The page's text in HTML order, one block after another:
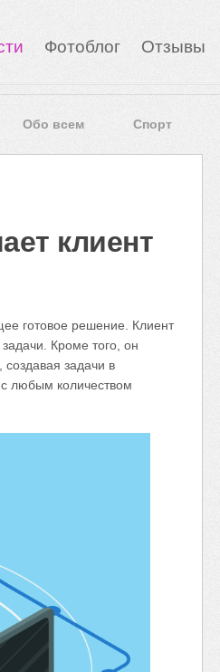
Фотоблог Отзывы
Обо всем Спорт
клиент
готовое решение. Клиент
Кроме того, он
задачи в
с любым количеством